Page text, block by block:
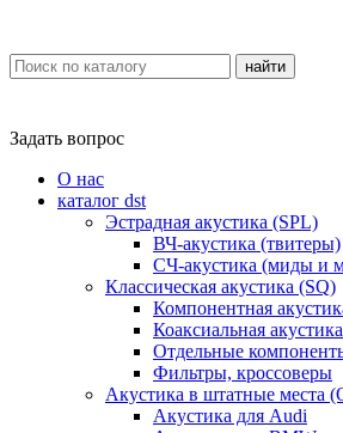
найти
Задать вопрос
О нас
каталог dst
Эстрадная акустика (SPL)
ВЧ-акустика (твитеры)
СЧ-акустика (миды и
Классическая акустика (SQ)
Компонентная
Коаксиальная акустика
Отдельные
Фильтры, кроссоверы
Акустика в штатные места
Акустика для Audi